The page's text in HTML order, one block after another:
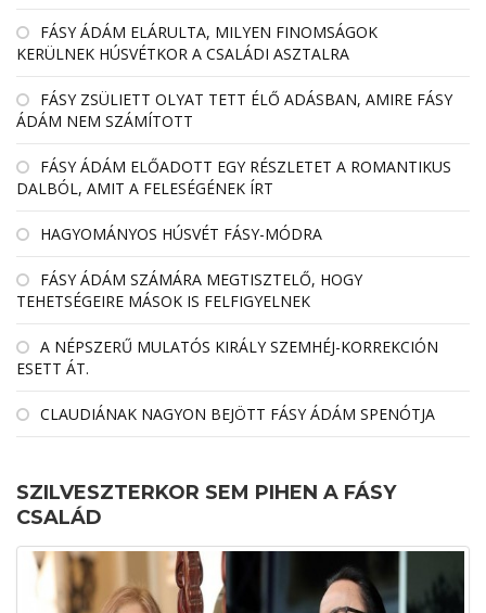
FÁSY ÁDÁM ELÁRULTA, MILYEN FINOMSÁGOK
KERÜLNEK HÚSVÉTKOR A CSALÁDI ASZTALRA
FÁSY ZSÜLIETT OLYAT TETT ÉLŐ ADÁSBAN, AMIRE FÁSY
ÁDÁM NEM SZÁMÍTOTT
FÁSY ÁDÁM ELŐADOTT EGY RÉSZLETET A ROMANTIKUS
DALBÓL, AMIT A FELESÉGÉNEK ÍRT
HAGYOMÁNYOS HÚSVÉT FÁSY-MÓDRA
FÁSY ÁDÁM SZÁMÁRA MEGTISZTELŐ, HOGY
TEHETSÉGEIRE MÁSOK IS FELFIGYELNEK
A NÉPSZERŰ MULATÓS KIRÁLY SZEMHÉJ-KORREKCIÓN
ESETT ÁT.
CLAUDIÁNAK NAGYON BEJÖTT FÁSY ÁDÁM SPENÓTJA
SZILVESZTERKOR SEM PIHEN A FÁSY
CSALÁD